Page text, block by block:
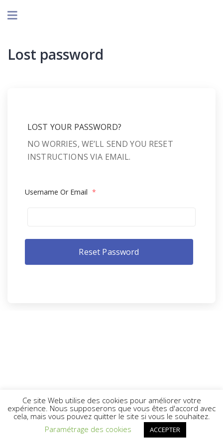
Lost password
LOST YOUR PASSWORD?
NO WORRIES, WE’LL SEND YOU RESET
INSTRUCTIONS VIA EMAIL.
Username Or Email *
Ce site Web utilise des cookies pour améliorer votre
expérience. Nous supposerons que vous êtes d'accord avec
cela, mais vous pouvez quitter le site si vous le souhaitez.
Paramétrage des cookies
ACCEPTER